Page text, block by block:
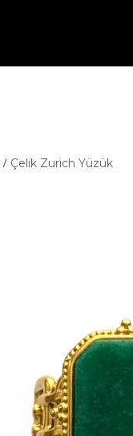
Çelik Zurich Yüzük